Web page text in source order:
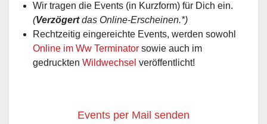
Wir tragen die Events (in Kurzform) für Dich ein.
(Verzögertdas Online-Erscheinen.*)
Rechtzeitig eingereichte Events, werden sowohl
Online im Ww Terminator sowie auch im
gedruckten Wildwechsel veröffentlicht!
Events per Mail senden